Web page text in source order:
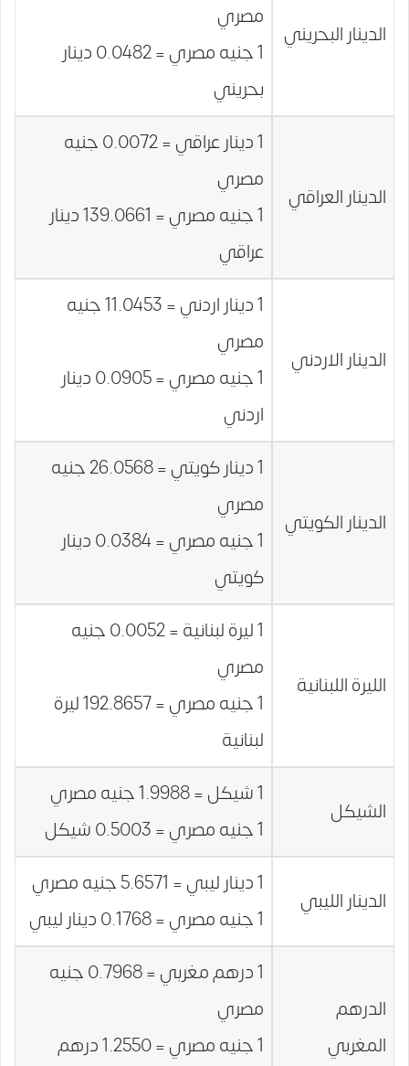
الدينار البحريني
مصري
1 جنيه مصري = 0.0482 دينار
بحريني
الدينار العراقي
1 دينار عراقي = 0.0072 جنيه
مصري
1 جنيه مصري = 139.0661 دينار
عراقي
الدينار الاردني
1 دينار اردني = 11.0453 جنيه
مصري
1 جنيه مصري = 0.0905 دينار
اردني
الدينار الكويتي
1 دينار كويتي = 26.0568 جنيه
مصري
1 جنيه مصري = 0.0384 دينار
كويتي
الليرة اللبنانية
1 ليرة لبنانية = 0.0052 جنيه
مصري
1 جنيه مصري = 192.8657 ليرة
لبنانية
الشيكل
1 شيكل = 1.9988 جنيه مصري
1 جنيه مصري = 0.5003 شيكل
الدينار الليبي
1 دينار ليبي = 5.6571 جنيه مصري
1 جنيه مصري = 0.1768 دينار ليبي
الدرهم
المغربي
1 درهم مغربي = 0.7968 جنيه
مصري
1 جنيه مصري = 1.2550 درهم